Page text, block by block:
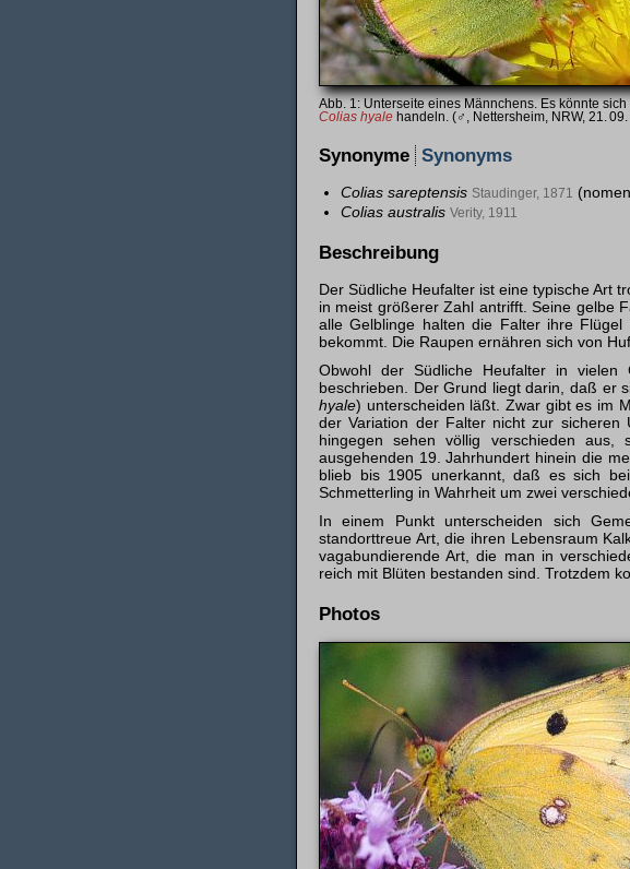
Unterseite eines Männchens. Es könnte sich
Colias hyale handeln. (♂, Nettersheim, NRW, 21.
Synonyme Synonyms
Colias sareptensis Staudinger, 1871
Colias australis Verity, 1911
Beschreibung
Der Südliche Heufalter ist eine typische Art
in meist größerer Zahl antrifft. Seine gelbe
alle Gelblinge halten die Falter ihre
bekommt. Die Raupen ernähren sich von
Obwohl der Südliche Heufalter in
beschrieben. Der Grund liegt darin, daß er
hyale) unterscheiden läßt. Zwar gibt es im
der Variation der Falter nicht zur sicheren
hingegen sehen völlig verschieden
ausgehenden 19. Jahrhundert hinein die
blieb bis 1905 unerkannt, daß es sich
Schmetterling in Wahrheit um zwei
In einem Punkt unterscheiden sich
standorttreue Art, die ihren Lebensraum
vagabundierende Art, die man in
reich mit Blüten bestanden sind. Trotzdem
Photos